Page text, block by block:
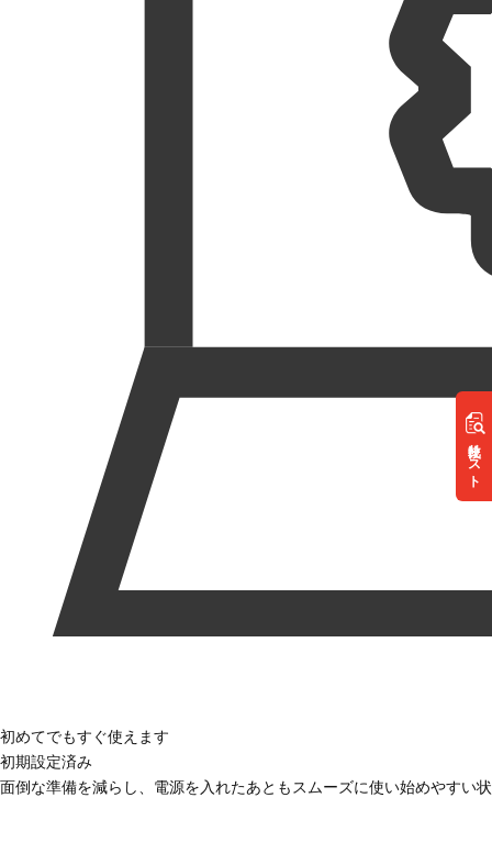
リスト
初めてでもすぐ使えます
初期設定済み
面倒な準備を減らし、電源を入れたあともスムーズに使い始めやすい